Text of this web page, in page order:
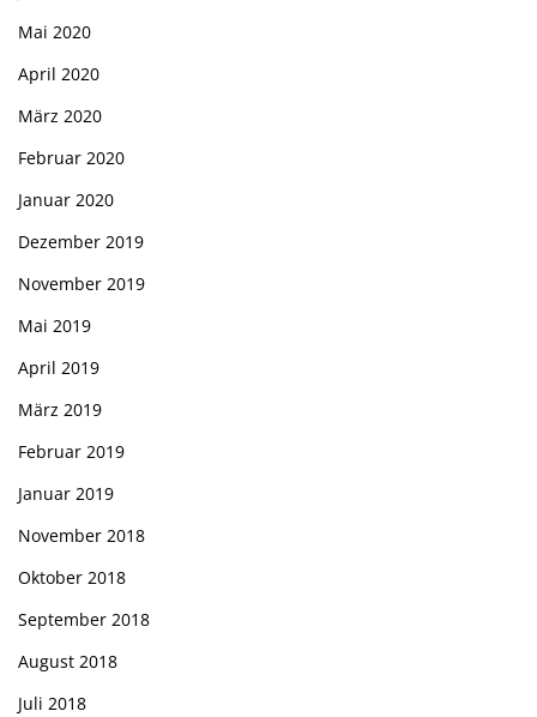
Mai 2020
April 2020
März 2020
Februar 2020
Januar 2020
Dezember 2019
November 2019
Mai 2019
April 2019
März 2019
Februar 2019
Januar 2019
November 2018
Oktober 2018
September 2018
August 2018
Juli 2018